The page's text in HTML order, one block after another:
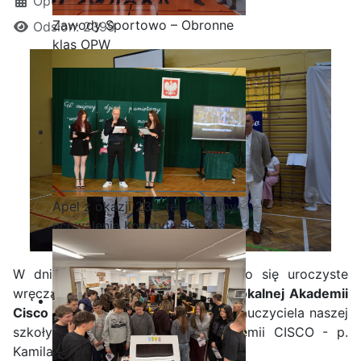
Zawody Sportowo – Obronne
klas OPW
Apel z okazji 235-tej rocznicy
uchwalenia Konstytucji 3 Maja
Odsłon: 2399
W dniu 23 czerwca 2023 r. odbyło się uroczyste
wręczanie certyfikatówVI Edycji Lokalnej Akademii
Cisco IPE C++prowadzonej przez nauczyciela naszej
szkoły i zarazem instruktora Akademii CISCO - p.
Kamila Krostę.